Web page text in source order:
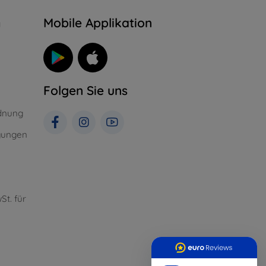
für
Mobile Applikation
Folgen Sie uns